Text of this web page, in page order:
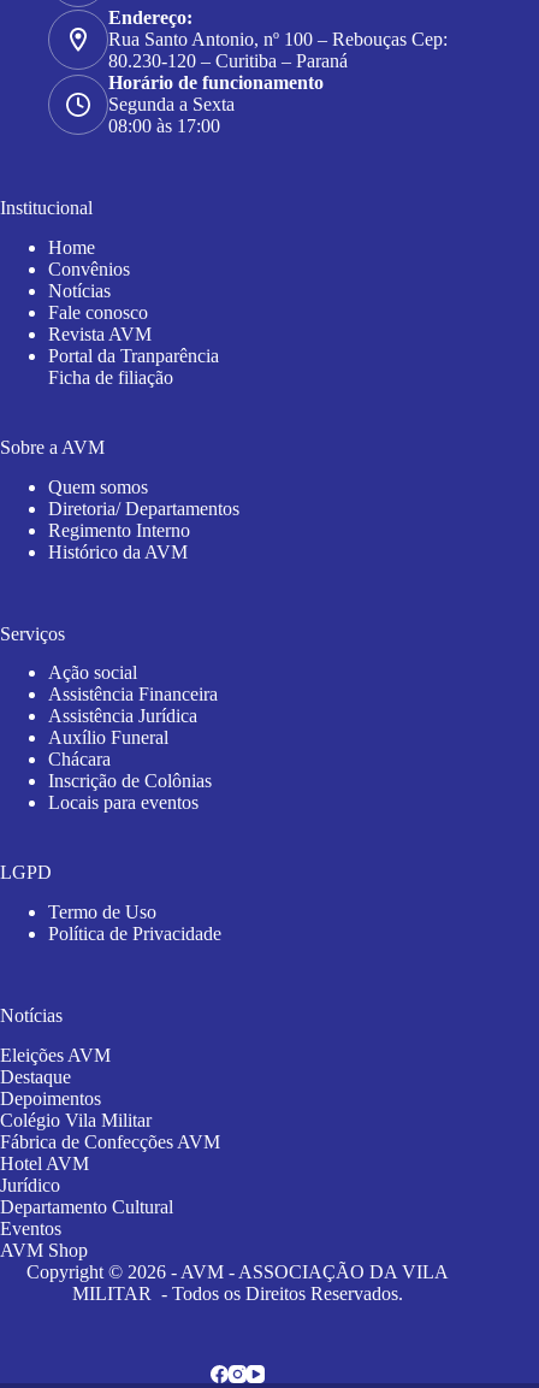
Endereço:
Rua Santo Antonio, nº 100 – Rebouças Cep:
80.230-120 – Curitiba – Paraná
Horário de funcionamento
Segunda a Sexta
08:00 às 17:00
Institucional
Home
Convênios
Notícias
Fale conosco
Revista AVM
Portal da Tranparência
Ficha de filiação
Sobre a AVM
Quem somos
Diretoria/ Departamentos
Regimento Interno
Histórico da AVM
Serviços
Ação social
Assistência Financeira
Assistência Jurídica
Auxílio Funeral
Chácara
Inscrição de Colônias
Locais para eventos
LGPD
Termo de Uso
Política de Privacidade
Notícias
Eleições AVM
Destaque
Depoimentos
Colégio Vila Militar
Fábrica de Confecções AVM
Hotel AVM
Jurídico
Departamento Cultural
Eventos
AVM Shop
Copyright © 2026 - AVM - ASSOCIAÇÃO DA VILA
MILITAR - Todos os Direitos Reservados.